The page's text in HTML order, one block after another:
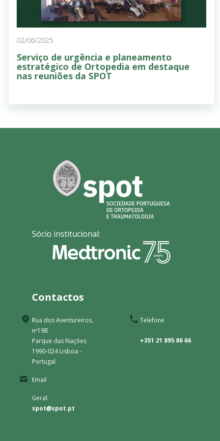
02/06/2025
Serviço de urgência e planeamento
estratégico de Ortopedia em destaque
nas reuniões da SPOT
Sócio institucional:
Contactos
Rua dos Aventureiros,
nº19B
Parque das Nações
1990-024 Lisboa -
Portugal
Telefone
+351 21 895 86 66
Email
Geral:
spot@spot.pt